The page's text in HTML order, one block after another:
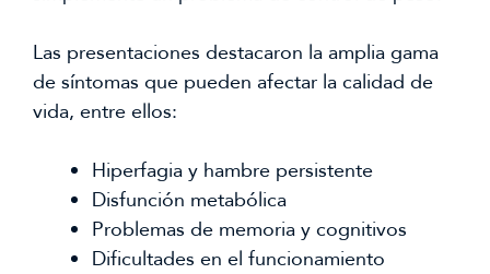
Las presentaciones destacaron la amplia gama
de síntomas que pueden afectar la calidad de
vida, entre ellos:
Hiperfagia y hambre persistente
Disfunción metabólica
Problemas de memoria y cognitivos
Dificultades en el funcionamiento